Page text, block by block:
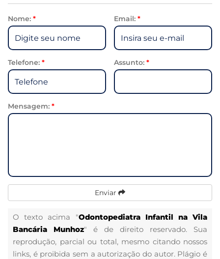
Nome: * Email: *
Telefone: * Assunto: *
Mensagem: *
Enviar
O texto acima "Odontopediatra Infantil na Vila
Bancária Munhoz" é de direito reservado. Sua
reprodução, parcial ou total, mesmo citando nossos
links, é proibida sem a autorização do autor. Plágio é